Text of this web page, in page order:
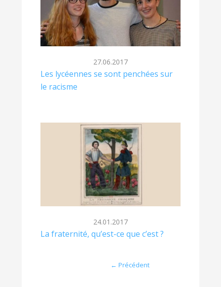
27.06.2017
Les lycéennes se sont penchées sur
le racisme
24.01.2017
La fraternité, qu’est-ce que c’est ?
← Précédent